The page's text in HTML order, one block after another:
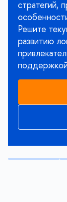
стратегий,
Решите
развитию